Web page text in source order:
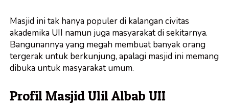
Masjid ini tak hanya populer di kalangan civitas
akademika UII namun juga masyarakat di sekitarnya.
Bangunannya yang megah membuat banyak orang
tergerak untuk berkunjung, apalagi masjid ini memang
dibuka untuk masyarakat umum.
Profil Masjid Ulil Albab UII